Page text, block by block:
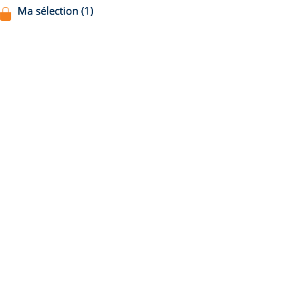
Ma sélection (1)